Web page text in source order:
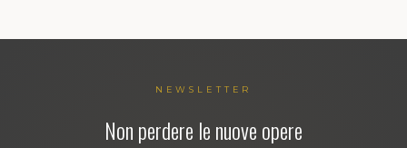
NEWSLETTER
Non perdere le nuove opere